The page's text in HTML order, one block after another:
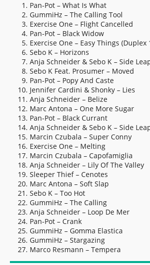
Pan-Pot – What Is What
GummiHz – The Calling Tool
Exercise One – Flight Cancelled
Pan-Pot – Black Widow
Exercise One – Easy Things (Duplex
Sebo K – Horizons
Anja Schneider & Sebo K – Side
Sebo K Feat. Prosumer – Moved
Pan-Pot – Popy And Caste
Jennifer Cardini & Shonky – Lies
Anja Schneider – Belize
Marc Antona – One More Sugar
Pan-Pot – Black Currant
Anja Schneider & Sebo K – Side
Marcin Czubala – Super Conny
Exercise One – Melting
Marcin Czubala – Capofamiglia
Anja Schneider – Lily Of The Valley
Sleeper Thief – Cenotes
Marc Antona – Soft Slap
Sebo K – Too Hot
GummiHz – The Calling
Anja Schneider – Loop De Mer
Pan-Pot – Crank
GummiHz – Gomma Elastica
GummiHz – Stargazing
Marco Resmann – Tempera